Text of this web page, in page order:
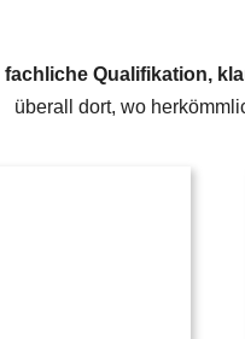
fachliche Qualifikation,
überall dort, wo